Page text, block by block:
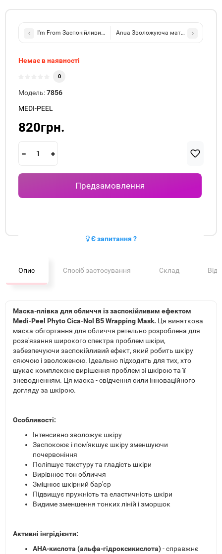
I'm From Заспокійливий крем-гель для обличчя з екстрактом
Anua Зволожуюча матуюча
Немає в наявності
0
Модель:7856
MEDI-PEEL
820грн.
Предзамовлення
Є запитання ?
Опис Спосіб застосування Склад
Маска-плівка для обличчя із заспокійливим ефектом
Medi-Peel Phyto Cica-Nol B5 Wrapping Mask. Ця виняткова
маска-обгортання для обличчя ретельно розроблена для
розв'язання широкого спектра проблем шкіри,
забезпечуючи заспокійливий ефект, який робить шкіру
сяючою і зволоженою. Ідеально підходить для тих, хто
шукає комплексне вирішення проблем зі шкірою та її
зневодненням. Ця маска - свідчення сили інноваційного
догляду за шкірою.
Особливості:
Інтенсивно зволожує шкіру
Заспокоює і пом'якшує шкіру зменшуючи
почервоніння
Поліпшує текстуру та гладість шкіри
Вирівнює тон обличчя
Зміцнює шкірний бар'єр
Підвищує пружність та еластичність шкіри
Видиме зменшення тонких ліній і зморшок
Активні інгрідієнти:
AHA-кислота (альфа-гідроксикислота)- справжнє